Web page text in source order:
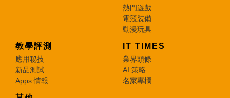
熱門遊戲
電競裝備
動漫玩具
教學評測
應用秘技
新品測試
Apps 情報
IT TIMES
業界頭條
AI 策略
名家專欄